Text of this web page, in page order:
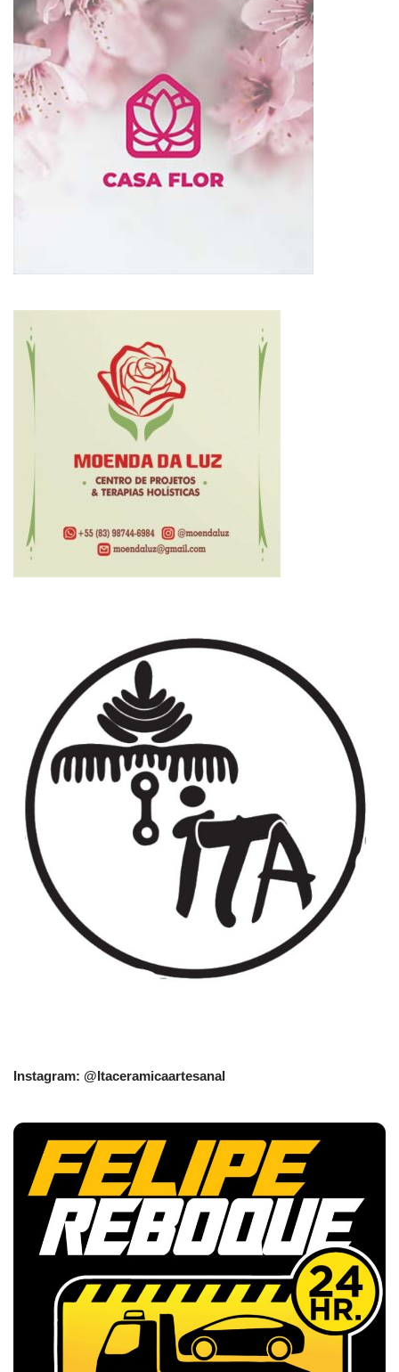
Instagram: @Itaceramicaartesanal